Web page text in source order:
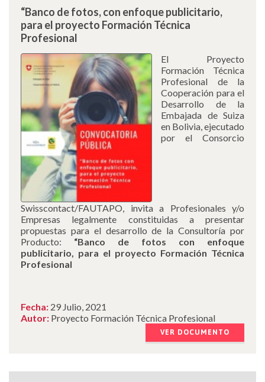
“Banco de fotos, con enfoque publicitario,
para el proyecto Formación Técnica
Profesional
El Proyecto
Formación Técnica
Profesional de la
Cooperación para el
Desarrollo de la
Embajada de Suiza
en Bolivia, ejecutado
por el Consorcio
Swisscontact/FAUTAPO, invita a Profesionales y/o
Empresas legalmente constituidas a presentar
propuestas para el desarrollo de la Consultoría por
Producto:
“Banco de fotos con enfoque
publicitario, para el proyecto Formación Técnica
Profesional
Fecha: 29 Julio, 2021
Autor: Proyecto Formación Técnica Profesional
VER DOCUMENTO